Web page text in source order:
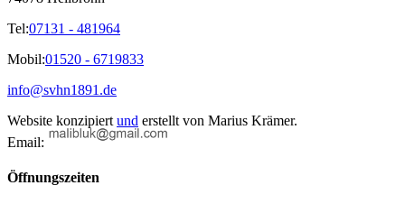
Tel:07131 - 481964
Mobil:01520 - 6719833
info@svhn1891.de
Website konzipiert und erstellt von Marius Krämer.
Email:
Öffnungszeiten